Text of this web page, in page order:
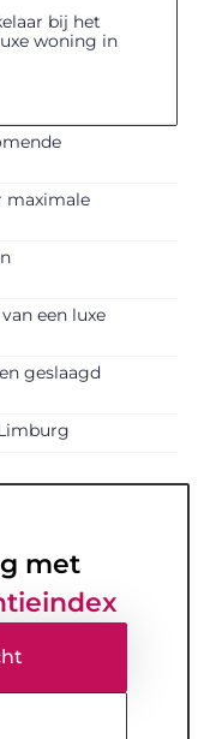
bij het
woning in
maximale
een luxe
geslaagd
met